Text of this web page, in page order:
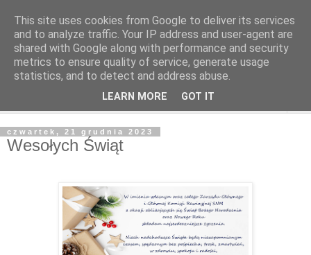
czwartek, 21 grudnia 2023
Wesołych Świąt
This site uses cookies from Google to deliver its services
and to analyze traffic. Your IP address and user-agent are
shared with Google along with performance and security
metrics to ensure quality of service, generate usage
statistics, and to detect and address abuse.
LEARN MORE GOT IT